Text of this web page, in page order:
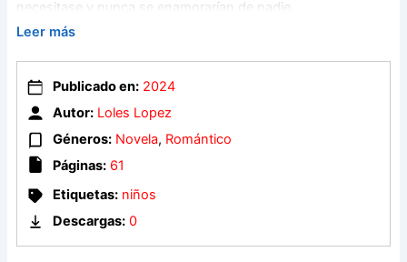
necesitase y nunca se enamorarían de nadie.
frenarlo de todas las maneras que se le ocurren, pero le
resulta muy difícil cuando Ryan, el popular quarterback , la
A veces lo que más deseas es lo que no paras de prohibirte .
Leer más
Publicado en: 2024
Autor: Loles Lopez
Géneros: Novela, Romántico
Páginas: 61
Etiquetas: niños
Descargas: 0